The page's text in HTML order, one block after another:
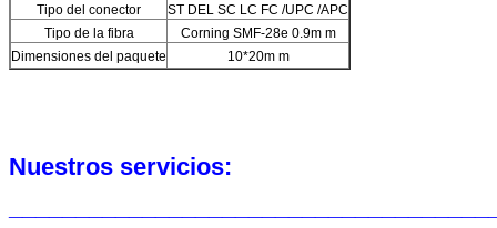
Tipo del conector
ST DEL SC LC FC /UPC /APC
Tipo de la fibra
Corning SMF-28e 0.9m m
Dimensiones del paquete
10*20m m
Nuestros servicios: